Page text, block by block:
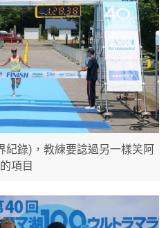
紀錄)，教練要諗過另一樣笑阿
項目